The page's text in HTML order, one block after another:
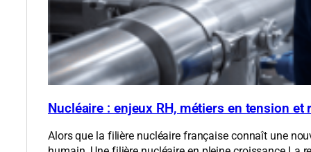
Nucléaire : enjeux RH, métiers en tension et
Alors que la filière nucléaire française connaît une